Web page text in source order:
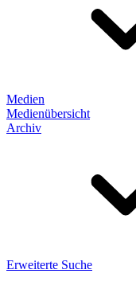
Medien
Medienübersicht
Archiv
Erweiterte Suche